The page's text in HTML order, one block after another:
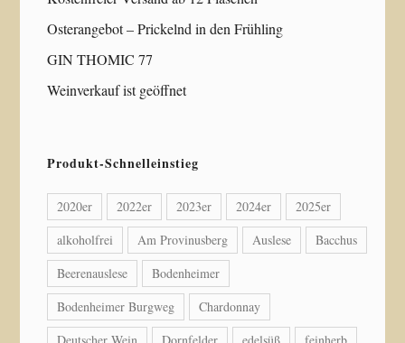
Osterangebot – Prickelnd in den Frühling
GIN THOMIC 77
Weinverkauf ist geöffnet
Produkt-Schnelleinstieg
2020er 2022er 2023er 2024er
2025er
alkoholfrei
Am Provinusberg Auslese
Bacchus
Beerenauslese
Bodenheimer
Bodenheimer Burgweg
Chardonnay
Deutscher Wein
Dornfelder edelsüß
feinherb